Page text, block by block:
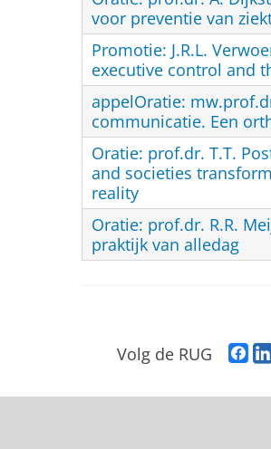
voor preventie van
Promotie: J.R.L.
executive control and
appelOratie:
communicatie. Een
Oratie: prof.dr. T.T.
and societies
reality
Oratie: prof.dr. R.R.
praktijk van alledag
Volg de RUG
F
c